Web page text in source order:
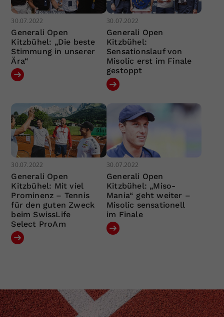
30.07.2022
Generali Open
Kitzbühel: „Die beste
Stimmung in unserer
Ära“
30.07.2022
Generali Open
Kitzbühel:
Sensationslauf von
Misolic erst im Finale
gestoppt
30.07.2022
Generali Open
Kitzbühel: Mit viel
Prominenz – Tennis
für den guten Zweck
beim SwissLife
Select ProAm
30.07.2022
Generali Open
Kitzbühel: „Miso-
Mania“ geht weiter –
Misolic sensationell
im Finale